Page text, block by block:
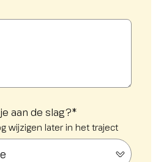
aan de slag?*
wijzigen later in het traject